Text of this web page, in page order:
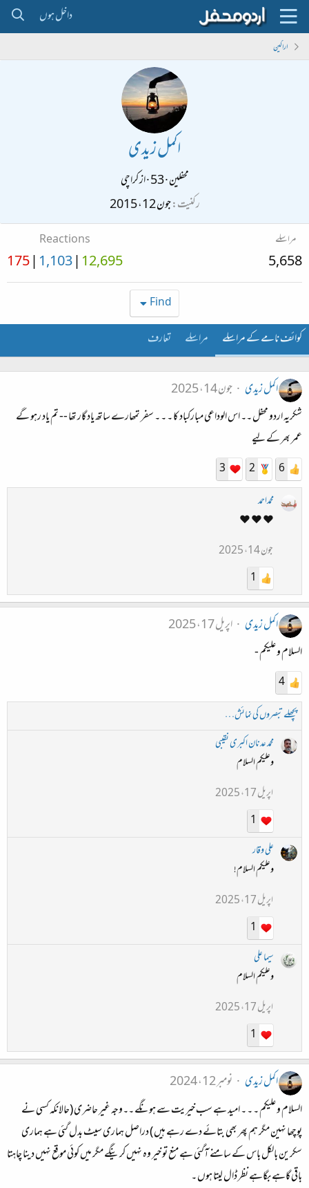
داخل ہوں
اراکین
اکمل زیدی
محفلین·
53
·ازکراچی
رکنیت جون 12، 2015
مراسلے
5,658
Reactions
12,695
1,103
175
Find
کوائف نامے کے مراسلے مراسلے تعارف
اکمل زیدی
جون 14، 2025
شکریہ اردو محفل ۔۔ اس الوداعی مبارکباد کا ۔ ۔ ۔ سفر تمھارے ساتھ یاد گار تھا -- تم یاد رہو گے
عمر بھر کے لیے
6
2
3
محمداحمد
❤️ ❤️ ❤️
جون 14، 2025
1
اکمل زیدی
اپریل 17، 2025
السلام و علیکم -
4
پچھلے تبصروں کی نمائش…
محمد عدنان اکبری نقیبی
وعلیکم السلام
اپریل 17، 2025
1
علی وقار
وعلیکم السلام!
اپریل 17، 2025
1
سیما علی
وعلیکم السلام
اپریل 17، 2025
1
اکمل زیدی
نومبر 12، 2024
السلام و علیکم ۔ ۔ ۔ امید ہے سب خیریت سے ہونگے ۔۔وجہ غیر حاضری (حالانکہ کسی نے
پوچھا نہین مگر ہم پھر بھی بتائے دے رہے ہیں ) دراصل ہماری سیٹ بدل گئی ہے ہماری
سکرین بالکل باس کے سامنے آگئی ہے منع تو خیر وہ نہیں کرینگے مگر میں کوئی موقع نہیں دینا چاہتا
باقی گاہے بگاہے نظر ڈال لیتا ہوں ۔